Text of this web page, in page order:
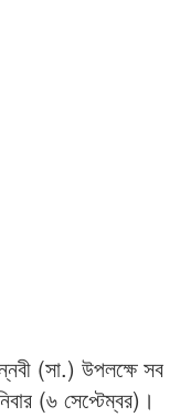
(সা.) উপলক্ষে সব
(৬ সেপ্টেম্বর)।